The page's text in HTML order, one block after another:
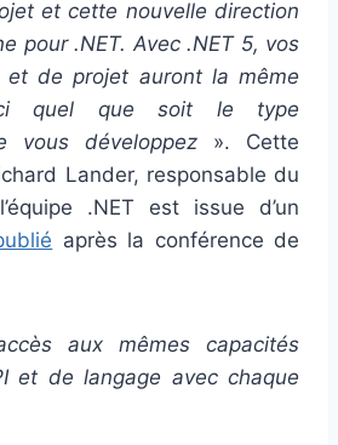
et cette nouvelle direction
pour .NET. Avec .NET 5, vos
et de projet auront la même
quel que soit le type
vous développez ». Cette
Lander, responsable du
.NET est issue d’un
après la conférence de
aux mêmes capacités
et de langage avec chaque